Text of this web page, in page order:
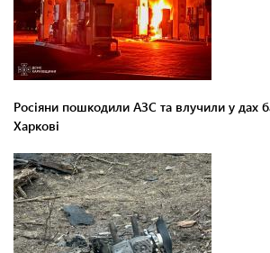
Росіяни пошкодили АЗС та влучили у дах
Харкові